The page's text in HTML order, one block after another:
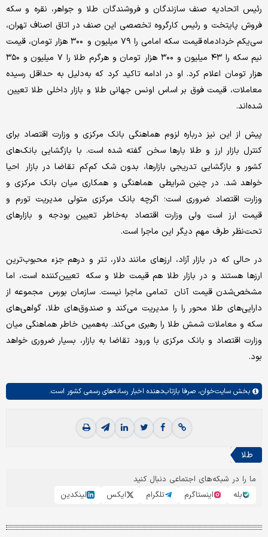
رئیس اتحادیه صنف سازندگان و فروشندگان طلا و جواهر، نقره و سکه
فروش پایتخت و رئیس کارگروه تخصصی این صنف در اتاق اصناف تهران،
سی‌یکم خردادماه قیمت سکه امامی را ۷۹ میلیون و ۳۰۰ هزار تومان،‌ قیمت
نیم سکه را ۴۳ میلیون و ۳۰۰ هزار تومان و هرگرم‌ طلا را ۷ میلیون و ۳۵۰
هزار تومان اعلام کرد. او در ادامه تاکید کرد که به‌دلیل به حداقل رسیده
معاملات، قیمت فوق بر اساس اونس جهانی طلا و بازار داخلی طلا تعیین
شده‌اند.
پیش از این نیز درباره لزوم هماهنگی بانک مرکزی و وزارت اقتصاد برای
کنترل بازار ارز و طلا بارها سخن گفته شده است. با بازگشایی بانک‌های
کشور و بازگشایی تدریجی بازارها، بدون شک کم‌کم تقاضا در بازار احیا
خواهد شد. در چنین شرایطی هماهنگی و همکاری میان بانک مرکزی و
وزارت اقتصاد ضروری است؛ اگرچه بانک مرکزی متولی مدیریت تورم و
قیمت ارز است ولی وزارت اقتصاد به‌خاطر تعیین بودجه و بازارهای
تحت‌نظر طرف مهم دیگر این ماجرا است.
در حالی که در بازار آزاد، ارزهای مانند دلار، تتر و درهم جزء محبوب‌ترین
ارزها هستند و در بازار طلا هم قیمت طلا و سکه تعیین‌کننده است، اما
مشخص‌شدن قیمت آنان تمامی ماجرا نیست. سازمان بورس مجموعه از
دارایی‌های طلا محور را را مدیریت می‌کند و صندوق‌های طلا، گواهی‌های
سکه و معاملات شمش طلا را رهبری می‌کند. به‌همین خاطر هماهنگی میان
وزارت اقتصاد و بانک مرکزی با ورود تقاضا به بازار، بسیار ضروری خواهد
بود.
بخش سایت‌خوان، صرفا بازتاب‌دهنده اخبار رسانه‌های رسمی کشور است.
طلا
ما را در شبکه‌های اجتماعی دنبال کنید
بله
اینستاگرم تلگرام ایکس لینکدین